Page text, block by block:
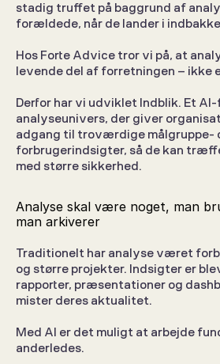
stadig truffet på baggrund af
forældede, når de lander i
Hos Forte Advice tror vi på, at
levende del af forretningen – ikke
Derfor har vi udviklet Indblik. Et
analyseunivers, der giver
adgang til troværdige målgruppe-
forbrugerindsigter, så de kan
med større sikkerhed.
Analyse skal være noget, man
man arkiverer
Traditionelt har analyse været
og større projekter. Indsigter er
rapporter, præsentationer og
mister deres aktualitet.
Med AI er det muligt at arbejde
anderledes.